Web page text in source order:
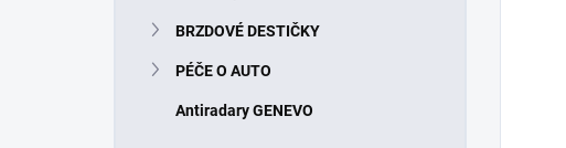
BRZDOVÉ DESTIČKY
PÉČE O AUTO
Antiradary GENEVO